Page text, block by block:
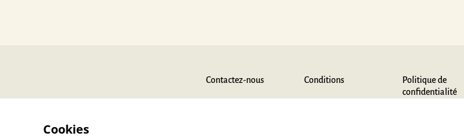
Contactez-nous Conditions
Politique de
confidentialité
Cookies